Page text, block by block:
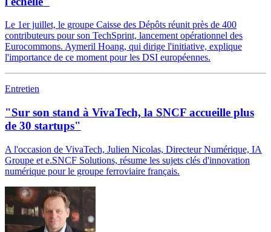
Le 1er juillet, le groupe Caisse des Dépôts réunit près de 400
contributeurs pour son TechSprint, lancement opérationnel des
Eurocommons. Aymeril Hoang, qui dirige l'initiative, explique
l'importance de ce moment pour les DSI européennes.
Entretien
"Sur son stand à VivaTech, la SNCF accueille plus
de 30 startups"
A l'occasion de VivaTech, Julien Nicolas, Directeur Numérique, IA
Groupe et e.SNCF Solutions, résume les sujets clés d'innovation
numérique pour le groupe ferroviaire français.